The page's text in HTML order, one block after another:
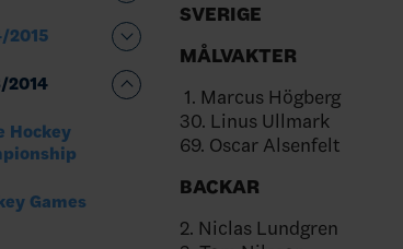
2015
2014
Hockey
Games
SVERIGE
MÅLVAKTER
1. Marcus Högberg
30. Linus Ullmark
69. Oscar Alsenfelt
BACKAR
2. Niclas Lundgren